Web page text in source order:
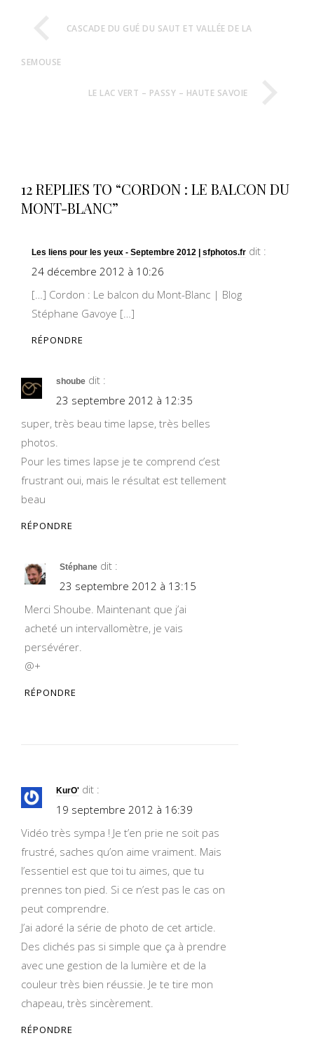
CASCADE DU GUÉ DU SAUT ET VALLÉE DE LA
SEMOUSE
LE LAC VERT – PASSY – HAUTE SAVOIE
12 REPLIES TO “CORDON : LE BALCON DU
MONT-BLANC”
Les liens pour les yeux - Septembre 2012 | sfphotos.fr dit :
24 décembre 2012 à 10:26
[…] Cordon : Le balcon du Mont-Blanc | Blog
Stéphane Gavoye […]
RÉPONDRE
shoube dit :
23 septembre 2012 à 12:35
super, très beau time lapse, très belles
photos.
Pour les times lapse je te comprend c’est
frustrant oui, mais le résultat est tellement
beau
RÉPONDRE
Stéphane dit :
23 septembre 2012 à 13:15
Merci Shoube. Maintenant que j’ai
acheté un intervallomètre, je vais
persévérer.
@+
RÉPONDRE
KurO' dit :
19 septembre 2012 à 16:39
Vidéo très sympa ! Je t’en prie ne soit pas
frustré, saches qu’on aime vraiment. Mais
l’essentiel est que toi tu aimes, que tu
prennes ton pied. Si ce n’est pas le cas on
peut comprendre.
J’ai adoré la série de photo de cet article.
Des clichés pas si simple que ça à prendre
avec une gestion de la lumière et de la
couleur très bien réussie. Je te tire mon
chapeau, très sincèrement.
RÉPONDRE